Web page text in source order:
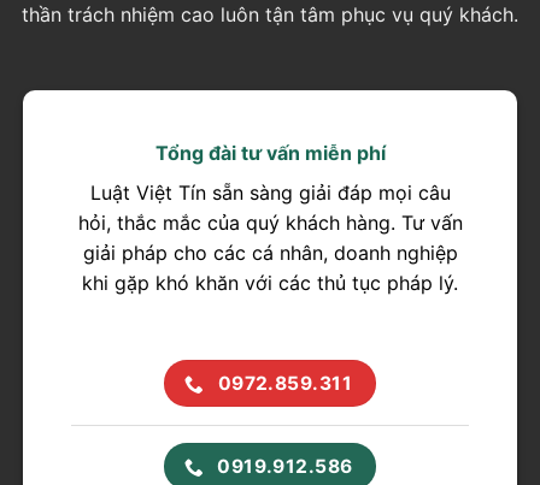
thần trách nhiệm cao luôn tận tâm phục vụ quý khách.
Tổng đài tư vấn miễn phí
Luật Việt Tín sẵn sàng giải đáp mọi câu
hỏi, thắc mắc của quý khách hàng. Tư vấn
giải pháp cho các cá nhân, doanh nghiệp
khi gặp khó khăn với các thủ tục pháp lý.
0972.859.311
0919.912.586